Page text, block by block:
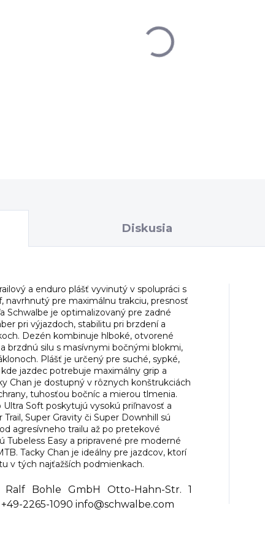
Diskusia
a enduro plášť vyvinutý v spolupráci s
navrhnutý pre maximálnu trakciu, presnosť
Schwalbe je optimalizovaný pre zadné
pri výjazdoch, stabilitu pri brzdení a
Dezén kombinuje hlboké, otvorené
brzdnú silu s masívnymi bočnými blokmi,
Plášť je určený pre suché, sypké,
jazdec potrebuje maximálny grip a
Chan je dostupný v rôznych konštrukciách
tuhosťou bočníc a mierou tlmenia.
Soft poskytujú vysokú priľnavosť a
Super Gravity či Super Downhill sú
agresívneho trailu až po pretekové
Tubeless Easy a pripravené pre moderné
Tacky Chan je ideálny pre jazdcov, ktorí
v tých najťažších podmienkach.
Ralf Bohle GmbH Otto-Hahn-Str. 1
2265-1090 info@schwalbe.com